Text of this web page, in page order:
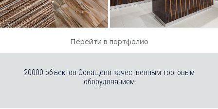
Перейти в портфолио
20000 объектов Оснащено качественным торговым
оборудованием